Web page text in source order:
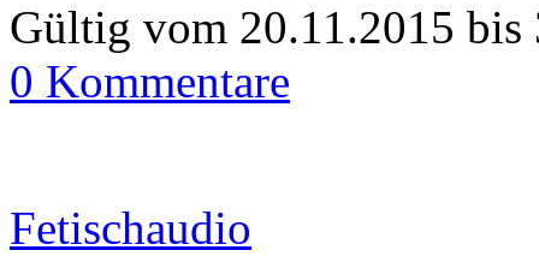
Gültig vom 20.11.2015 bis
0 Kommentare
Fetischaudio